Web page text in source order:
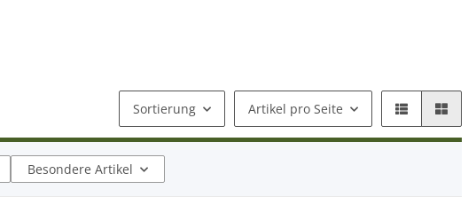
Sortierung Artikel pro Seite
Besondere Artikel